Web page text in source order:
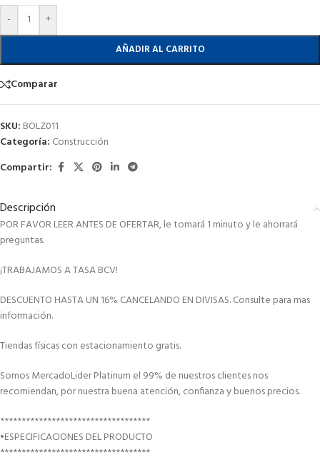
- +
AÑADIR AL CARRITO
Comparar
SKU: BOLZ011
Categoría: Construcción
Compartir:
Descripción
POR FAVOR LEER ANTES DE OFERTAR, le tomará 1 minuto y le ahorrará
preguntas.
¡TRABAJAMOS A TASA BCV!
DESCUENTO HASTA UN 16% CANCELANDO EN DIVISAS. Consulte para mas
información.
Tiendas físicas con estacionamiento gratis.
Somos MercadoLider Platinum el 99% de nuestros clientes nos
recomiendan, por nuestra buena atención, confianza y buenos precios.
***********************************
•ESPECIFICACIONES DEL PRODUCTO
***********************************